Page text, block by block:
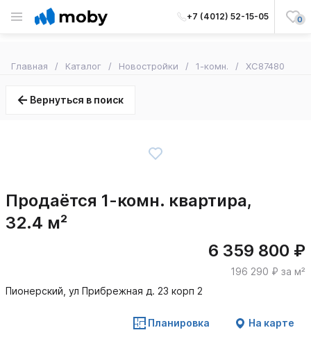
+7 (4012) 52-15-05 0
Главная Каталог Новостройки 1-комн. XC87480
Вернуться в поиск
Продаётся 1-комн. квартира,
32.4 м²
6 359 800 ₽
196 290 ₽ за м²
Пионерский, ул Прибрежная д. 23 корп 2
Планировка На карте